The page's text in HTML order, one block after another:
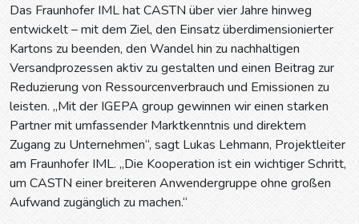
Das Fraunhofer IML hat CASTN über vier Jahre hinweg
entwickelt – mit dem Ziel, den Einsatz überdimensionierter
Kartons zu beenden, den Wandel hin zu nachhaltigen
Versandprozessen aktiv zu gestalten und einen Beitrag zur
Reduzierung von Ressourcenverbrauch und Emissionen zu
leisten. „Mit der IGEPA group gewinnen wir einen starken
Partner mit umfassender Marktkenntnis und direktem
Zugang zu Unternehmen“, sagt Lukas Lehmann, Projektleiter
am Fraunhofer IML. „Die Kooperation ist ein wichtiger Schritt,
um CASTN einer breiteren Anwendergruppe ohne großen
Aufwand zugänglich zu machen.“